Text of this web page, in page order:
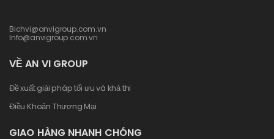
Bichvi@anvigroup.com.vn
Info@anvigroup.com.vn
VỀ AN VI GROUP
Đề xuất giải pháp tối ưu và khả thi
Điều Khoản Thương Mại
GIAO HÀNG NHANH CHÓNG